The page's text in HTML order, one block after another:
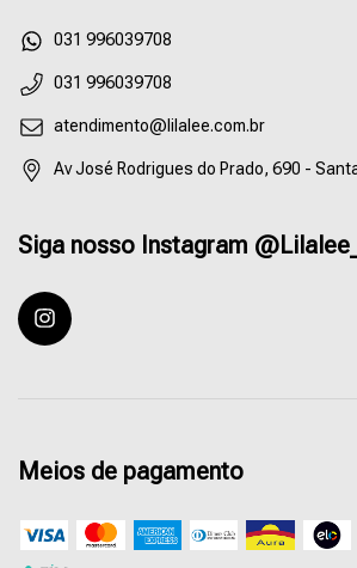
55031996039708
031 996039708
atendimento@lilalee.com.br
Av José Rodrigues do Prado, 690 -
Siga nosso Instagram
Meios de pagamento